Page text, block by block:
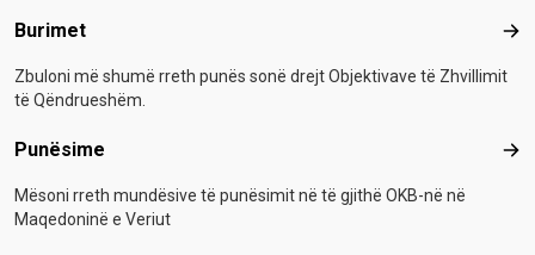
Burimet
Zbuloni më shumë rreth punës sonë drejt Objektivave të Zhvillimit
të Qëndrueshëm.
Punësime
Mësoni rreth mundësive të punësimit në të gjithë OKB-në në
Maqedoninë e Veriut